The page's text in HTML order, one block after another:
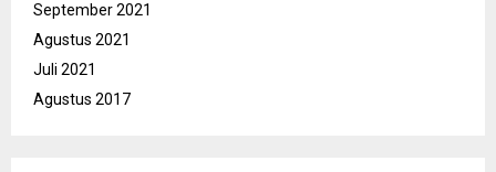
September 2021
Agustus 2021
Juli 2021
Agustus 2017